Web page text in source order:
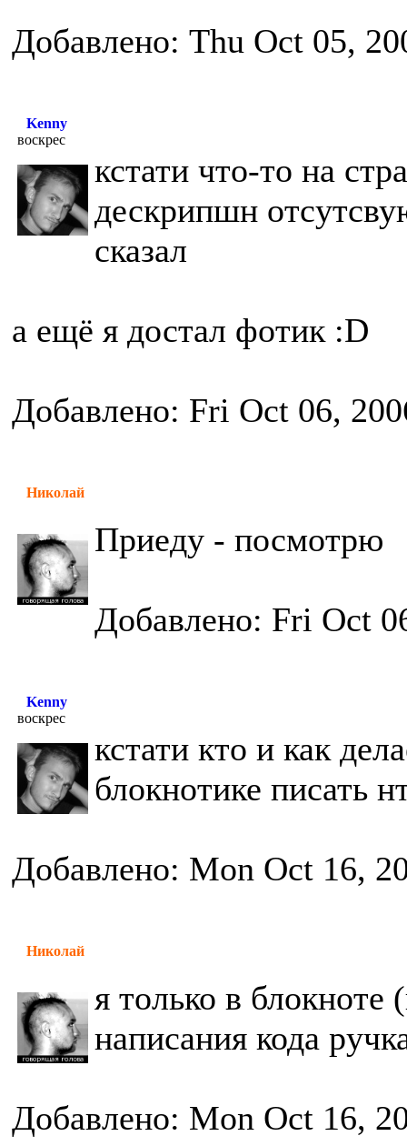
Добавлено: Thu Oct 05,
Kenny
воскрес
кстати что-то на
дескрипшн
сказал
а ещё я достал фотик :D
Добавлено: Fri Oct 06,
Николай
Приеду - посмотрю
Добавлено: Fri Oct
Kenny
воскрес
кстати кто и как
блокнотике писать
Добавлено: Mon Oct 16,
Николай
я только в
написания кода
Добавлено: Mon Oct 16,